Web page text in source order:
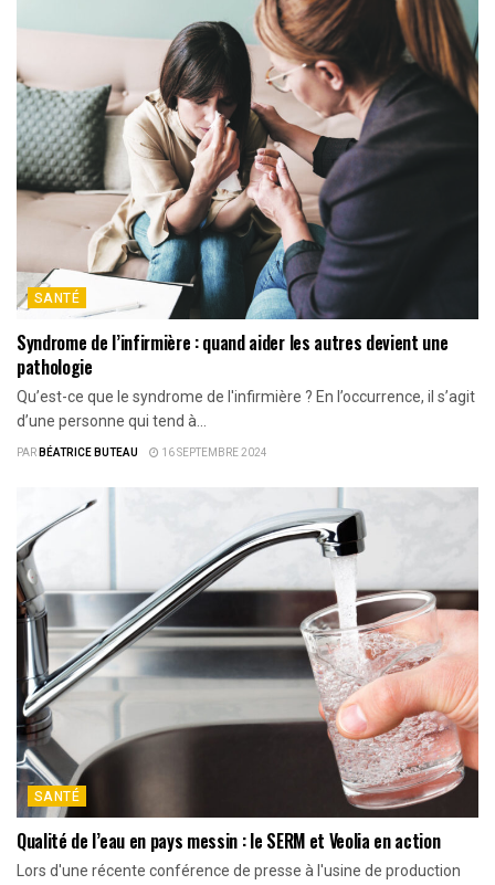
SANTÉ
Syndrome de l’infirmière : quand aider les autres devient une
pathologie
Qu’est-ce que le syndrome de l'infirmière ? En l’occurrence, il s’agit
d’une personne qui tend à...
PARBÉATRICE BUTEAU 16 SEPTEMBRE 2024
SANTÉ
Qualité de l’eau en pays messin : le SERM et Veolia en action
Lors d'une récente conférence de presse à l'usine de production